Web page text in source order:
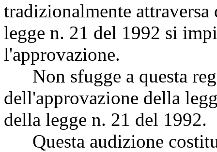
tradizionalmente attraversa
legge n. 21 del 1992 si
l'approvazione.
Non sfugge a questa
dell'approvazione della
della legge n. 21 del 1992.
Questa audizione